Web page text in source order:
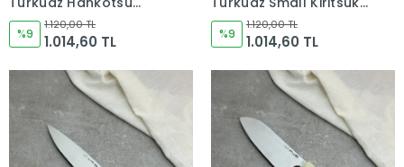
Soyma Bıçağı 160mm
Namlu - Kocakaya El
Yapımı Şef Bıçakları
%9
1.120,00 TL
1.014,60 TL
165mm Namlu -
Kocakaya El Yapımı
Şef Bıçakları
%9
1.120,00 TL
1.014,60 TL